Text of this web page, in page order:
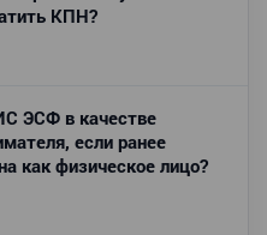
КПН?
ЭСФ в качестве
если ранее
как физическое лицо?